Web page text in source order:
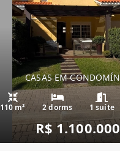
CASAS EM
110 m² 2 dorms 1 suíte
R$ 1.100.000